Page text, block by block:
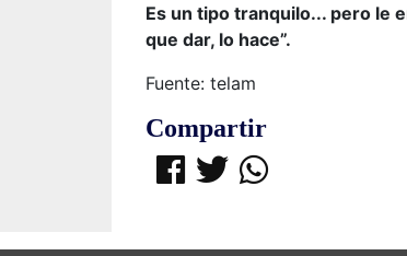
Es un tipo tranquilo... pero le
que dar, lo hace”.
Fuente: telam
Compartir